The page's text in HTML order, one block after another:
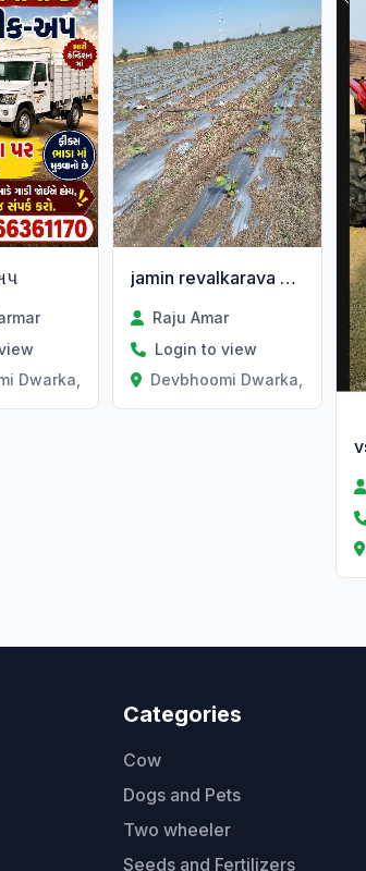
Dwarka, Gujarat
jamin revalkarava mate malo
Raju Amar
Login to view
Devbhoomi Dwarka, Gujarat
Categories
Cow
Dogs and Pets
Two wheeler
Seeds and Fertilizers